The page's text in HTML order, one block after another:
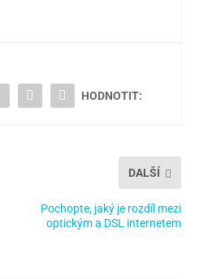
HODNOTIT:
DALŠÍ
Pochopte, jaký je rozdíl mezi
optickým a DSL internetem